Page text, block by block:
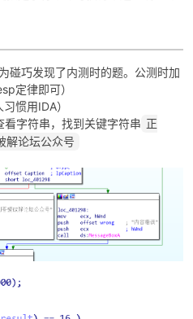
碰巧发现了内测时的题。公测时加
定律即可）
惯用IDA）
看字符串，找到关键字符串 正
论坛公众号